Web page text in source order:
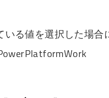
いる値を選択した場